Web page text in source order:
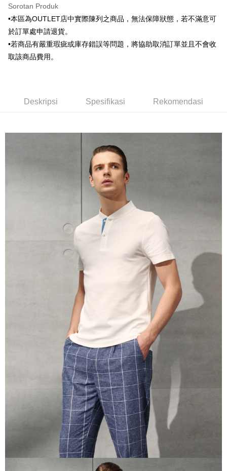
Yuanta Commercial Bank
Bank Komersial E.SUN
DBS Bank
Bank Antarabangsa
Taishin
Syarikat Kad Kredit
Bank Antarabangsa Taishin
Syarikat Kad Kredit Rakuten
Taiwan
AFTEE
Deskripsi
Pertama, Mengenai Perkhidmatan AFTEE Beli Sekarang Bayar Kemudian
1. Dengan memilih AFTEE sebagai kaedah pembayaran, mesej
pengesahan AFTEE akan muncul.
2. Anda boleh meneruskan pembayaran selepas pengesahan SMS.
AFTEE.
Sila ambil perhatian bahawa tempoh pembayaran adalah 14 hari. Walau
bagaimanapun, bagi mereka yang telah memuat turun Aplikasi AFTEE
dan mendaftar sebagai ahli AFTEE boleh menikmati tempoh pembayaran
Tempoh pembayaran dikira dari masa kedai meminta pembayaran anda,
ditambah dengan bilangan hari yang boleh dilanjutkan oleh AFTEE. Anda
boleh melanjutkan tempoh pembayaran anda sebelum anda menerima
pesanan. Walau bagaimanapun, tiada jaminan bahawa anda boleh
menerima pesanan anda semasa tempoh pembayaran (cth.: produk
prapesanan atau produk yang mungkin mengambil masa yang lebih
lama untuk dihantar). Oleh itu, anda dikehendaki membuat pembayaran
kepada AFTEE dalam tempoh sama ada anda menerima pesanan.
Kedua, Sekatan Pembayaran
1. Jumlah yang diperakui untuk pengguna kali pertama boleh sehingga
NT$10,000. Amaun diperakui sebenar yang diluluskan akan berdasarkan
keputusan pensijilan dan semakan oleh AFTEE.
2. Amaun perbelanjaan minimum mestilah lebih besar daripada NT$20.
3. Pada masa ini hanya tersedia untuk ahli Taiwan.
Ketiga, Syarat Perkhidmatan
Perkhidmatan AFTEE Beli Sekarang Bayar Kemudian disediakan oleh NP
Taiwan, Inc. dan AFTEE akan membuat bil kepada pengguna. AFTEE
akan menggunakan data peribadi yang dikumpul (termasuk nama
pembeli, no. telefon, nama penerima, no. telefon, alamat penerima) untuk
penggunaan perkhidmatan. Sila rujuk kepada "Penyata Pengumpulan
Data Peribadi, Pemprosesan, Penggunaan"
(https://aftee.tw/privacypolicy/) untuk maklumat lanjut.
Jumlah yang diperakui untuk pengguna kali pertama yang lulus
kelulusan boleh sehingga NT$10,000. Jika pengguna tidak membuat
pembayaran dalam tempoh tersebut, yuran pembayaran lewat sebanyak
20% setahun akan dikenakan. Pengguna bawah umur dikehendaki
mendapatkan kebenaran daripada ibu bapa atau penjaga yang sah
Pemindahan ATM
Pilihan Penghantaran
NT$3,000 atau lebih
NT$350/pesanan | Penghantaran percuma untuk pesanan
Sorotan Produk
•本區為OUTLET店中實際陳列之商品，無法保障狀態，若不滿意可
於訂單處申請退貨。
•若商品有嚴重瑕疵或庫存錯誤等問題，將協助取消訂單並且不會收
取該商品費用。
Deskripsi Spesifikasi Rekomendasi